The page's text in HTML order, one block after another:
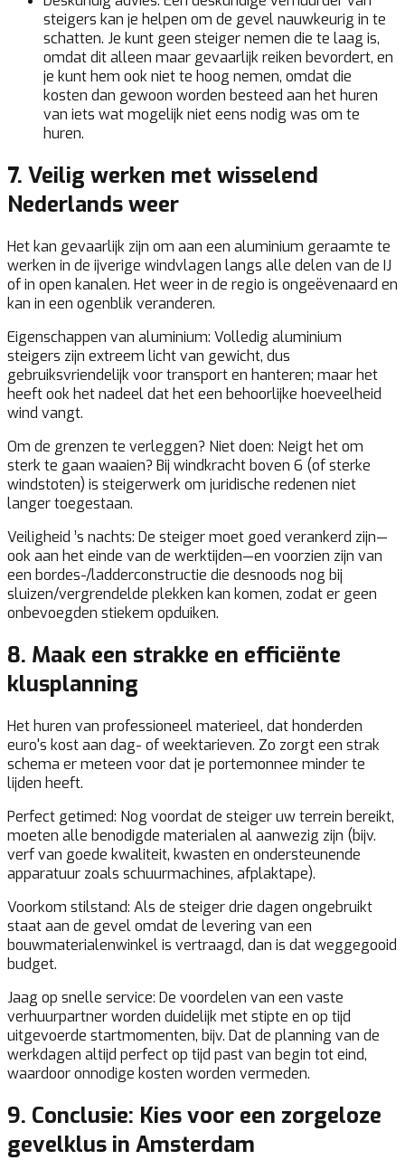
steigers kan je helpen om de gevel nauwkeurig in te
schatten. Je kunt geen steiger nemen die te laag is,
omdat dit alleen maar gevaarlijk reiken bevordert, en
je kunt hem ook niet te hoog nemen, omdat die
kosten dan gewoon worden besteed aan het huren
van iets wat mogelijk niet eens nodig was om te
huren.
7. Veilig werken met wisselend
Nederlands weer
Het kan gevaarlijk zijn om aan een aluminium geraamte te
werken in de ijverige windvlagen langs alle delen van de IJ
of in open kanalen. Het weer in de regio is ongeëvenaard en
kan in een ogenblik veranderen.
Eigenschappen van aluminium: Volledig aluminium
steigers zijn extreem licht van gewicht, dus
gebruiksvriendelijk voor transport en hanteren; maar het
heeft ook het nadeel dat het een behoorlijke hoeveelheid
wind vangt.
Om de grenzen te verleggen? Niet doen: Neigt het om
sterk te gaan waaien? Bij windkracht boven 6 (of sterke
windstoten) is steigerwerk om juridische redenen niet
langer toegestaan.
Veiligheid ’s nachts: De steiger moet goed verankerd zijn—
ook aan het einde van de werktijden—en voorzien zijn van
een bordes-/ladderconstructie die desnoods nog bij
sluizen/vergrendelde plekken kan komen, zodat er geen
onbevoegden stiekem opduiken.
8. Maak een strakke en efficiënte
klusplanning
Het huren van professioneel materieel, dat honderden
euro's kost aan dag- of weektarieven. Zo zorgt een strak
schema er meteen voor dat je portemonnee minder te
lijden heeft.
Perfect getimed: Nog voordat de steiger uw terrein bereikt,
moeten alle benodigde materialen al aanwezig zijn (bijv.
verf van goede kwaliteit, kwasten en ondersteunende
apparatuur zoals schuurmachines, afplaktape).
Voorkom stilstand: Als de steiger drie dagen ongebruikt
staat aan de gevel omdat de levering van een
bouwmaterialenwinkel is vertraagd, dan is dat weggegooid
budget.
Jaag op snelle service: De voordelen van een vaste
verhuurpartner worden duidelijk met stipte en op tijd
uitgevoerde startmomenten, bijv. Dat de planning van de
werkdagen altijd perfect op tijd past van begin tot eind,
waardoor onnodige kosten worden vermeden.
9. Conclusie: Kies voor een zorgeloze
gevelklus in Amsterdam